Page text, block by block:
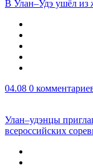
В Улан–Удэ ушёл из
04.08 0
Улан–удэнцы
всероссийских